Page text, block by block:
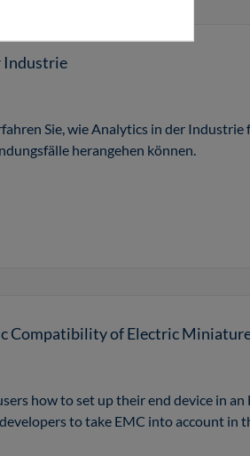
Industrie
Sie, wie Analytics in der
herangehen können.
Compatibility of Electric
how to set up their end device in
to take EMC into account in